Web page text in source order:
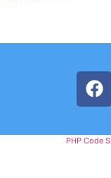
PHP Code